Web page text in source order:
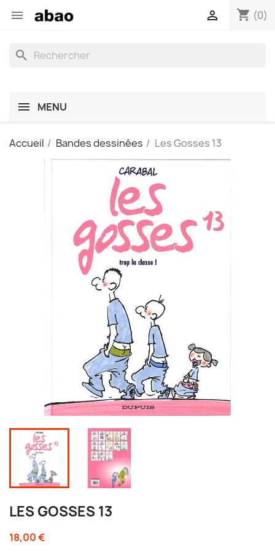
 shopping_cart (0)

search
MENU
Accueil Bandes dessinées Les Gosses 13
LES GOSSES 13
18,00 €